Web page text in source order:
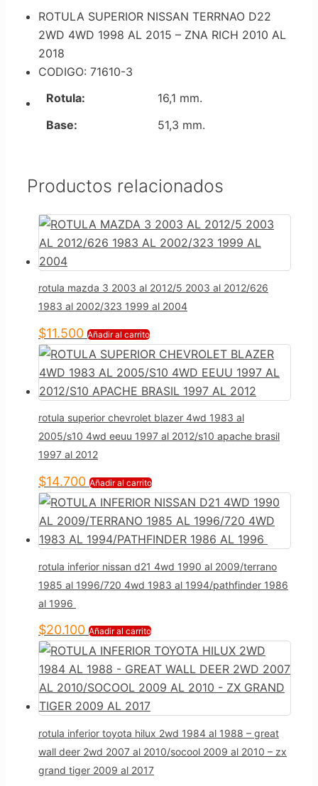
ROTULA SUPERIOR NISSAN TERRNAO D22
2WD 4WD 1998 AL 2015 – ZNA RICH 2010 AL
2018
CODIGO: 71610-3
Rotula:
16,1 mm.
Base:
51,3 mm.
Productos relacionados
rotula mazda 3 2003 al 2012/5 2003 al 2012/626
1983 al 2002/323 1999 al 2004
$11.500 Añadir al carrito
rotula superior chevrolet blazer 4wd 1983 al
2005/s10 4wd eeuu 1997 al 2012/s10 apache brasil
1997 al 2012
$14.700 Añadir al carrito
rotula inferior nissan d21 4wd 1990 al 2009/terrano
1985 al 1996/720 4wd 1983 al 1994/pathfinder 1986
al 1996
$20.100 Añadir al carrito
rotula inferior toyota hilux 2wd 1984 al 1988 – great
wall deer 2wd 2007 al 2010/socool 2009 al 2010 – zx
grand tiger 2009 al 2017